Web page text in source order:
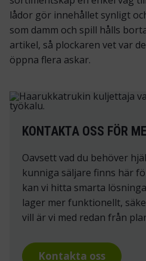
lådor gör innehållet synligt
som damm och spill hålls
artikel, så plockaren vet var
öppna flera askar.
KONTAKTA OSS FÖR
Oavsett vad du behöver
kunniga säljare finns här
kan vi hitta smarta
lager mer funktionellt,
vill är vi med redan från
Kontakta oss